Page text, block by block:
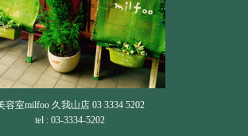
容室milfoo 久我山店 03 3334 5202
tel : 03-3334-5202